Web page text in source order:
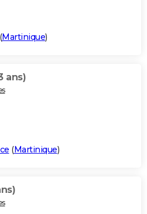
(Martinique)
ans)
(Martinique)